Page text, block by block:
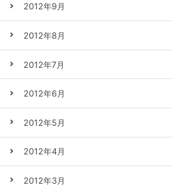
2012年9月
2012年8月
2012年7月
2012年6月
2012年5月
2012年4月
2012年3月